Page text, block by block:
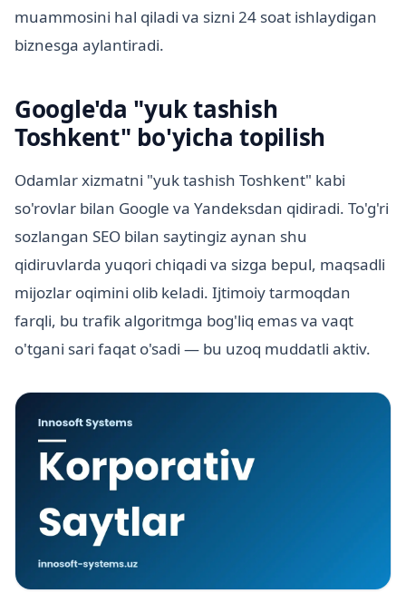
muammosini hal qiladi va sizni 24 soat ishlaydigan
biznesga aylantiradi.
Google'da "yuk tashish
Toshkent" bo'yicha topilish
Odamlar xizmatni "yuk tashish Toshkent" kabi
so'rovlar bilan Google va Yandeksdan qidiradi. To'g'ri
sozlangan SEO bilan saytingiz aynan shu
qidiruvlarda yuqori chiqadi va sizga bepul, maqsadli
mijozlar oqimini olib keladi. Ijtimoiy tarmoqdan
farqli, bu trafik algoritmga bog'liq emas va vaqt
o'tgani sari faqat o'sadi — bu uzoq muddatli aktiv.